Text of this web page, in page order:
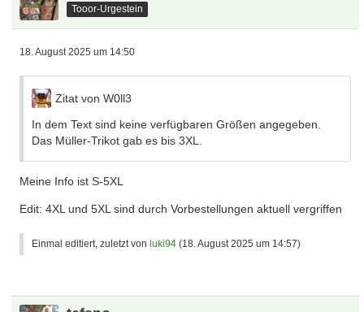
Tooor-Urgestein
18. August 2025 um 14:50
Zitat von W0ll3
In dem Text sind keine verfügbaren Größen angegeben.
Das Müller-Trikot gab es bis 3XL.
Meine Info ist S-5XL
Edit: 4XL und 5XL sind durch Vorbestellungen aktuell vergriffen
Einmal editiert, zuletzt vonluki94 (18. August 2025 um 14:57)